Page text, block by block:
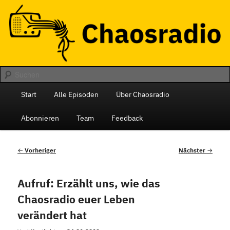
primären
Inhalt
springenChaosradio
Das monatliche Radio des Chaos Computer Club Berlin
Start Alle Episoden Über Chaosradio
Abonnieren Team Feedback
Beitragsnavigation
← Vorheriger Nächster →
Aufruf: Erzählt uns, wie das
Chaosradio euer Leben
verändert hat